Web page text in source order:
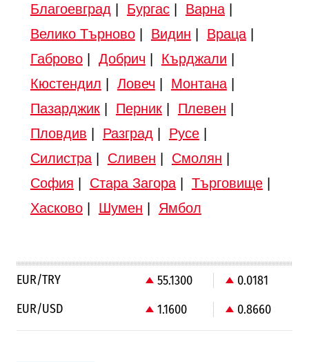
Благоевград Бургас| Варна|
Велико Търново| Видин Враца|
Габрово| Добрич Кърджали
Кюстендил
Ловеч Монтана|
Пазарджик| Перник| Плевен
Пловдив
Разград Русе|
Силистра| Сливен Смолян
София
Стара Загора| Търговище|
Хасково| Шумен Ямбол
EUR/TRY 55.1300
0.0181
EUR/USD
1.1600 0.8660